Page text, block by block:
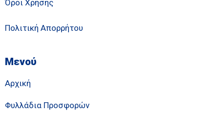
Όροι Χρήσης
Πολιτική Απορρήτου
Μενού
Αρχική
Φυλλάδια Προσφορών